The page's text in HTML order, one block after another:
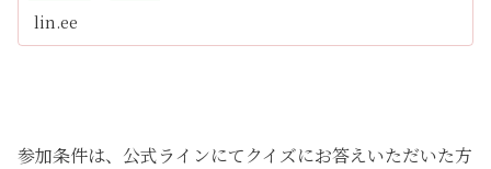
lin.ee
参加条件は、公式ラインにてクイズにお答えいただいた方